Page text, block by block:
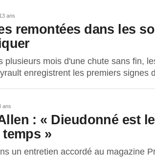
ans
remontées dans les
plusieurs mois d'une chute sans fin,
enregistrent les premiers signes
ans
: « Dieudonné est
»
un entretien accordé au magazine